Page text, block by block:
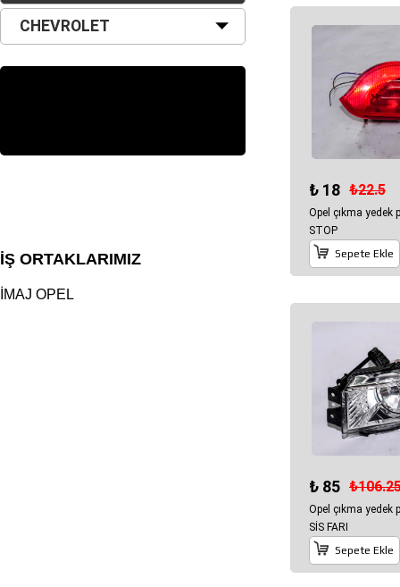
CHEVROLET
İŞ ORTAKLARIMIZ
İMAJ OPEL
₺ 18 ₺22.5
Opel çıkma yedek
STOP
Sepete Ekle
₺ 85
Opel çıkma yedek
SİS FARI
Sepete Ekle